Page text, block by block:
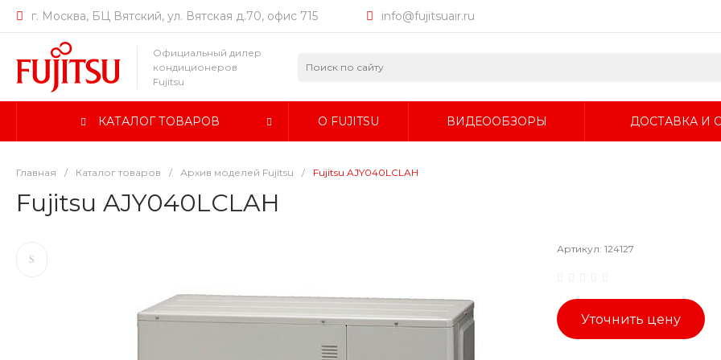
г. Москва, БЦ Вятский, ул. Вятская д.70, офис 715 info@fujitsuair.ru
Официальный дилер
кондиционеров
Fujitsu
КАТАЛОГ ТОВАРОВ О FUJITSU ВИДЕООБЗОРЫ ДОСТАВКА И
Главная / Каталог товаров / Архив моделей Fujitsu / Fujitsu AJY040LCLAH
Fujitsu AJY040LCLAH
Артикул: 124127
Уточнить цену